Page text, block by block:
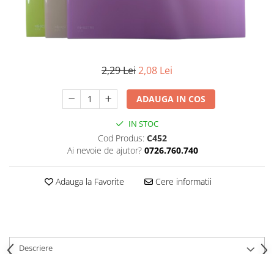
2,29 Lei2,08 Lei
ADAUGA IN COS
IN STOC
Cod Produs: C452
Ai nevoie de ajutor? 0726.760.740
Adauga la Favorite Cere informatii
Descriere